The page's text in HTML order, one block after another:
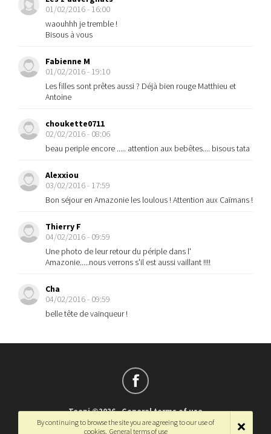
01/02/2016 - 16:00
waouhhh je tremble !
Bisous à vous
Fabienne M
01/02/2016 - 19:10
Les filles sont prêtes aussi ? Déjà bien rouge Matthieu et
Antoine
choukette0711
02/02/2016 - 08:06
beau periple encore ..... attention aux bebêtes.... bisous tata
Alexxiou
03/02/2016 - 17:59
Bon séjour en Amazonie les loulous ! Attention aux Caïmans !
Thierry F
04/02/2016 - 09:59
Une photo de leur retour du périple dans l'
Amazonie.....nous verrons s'il est aussi vaillant !!!!
Cha
04/02/2016 - 09:59
belle tête de vainqueur !
Teepi ©2026-General terms of use
Français-English
By continuing to browse the site you are agreeing to our use of
cookies. General terms of use